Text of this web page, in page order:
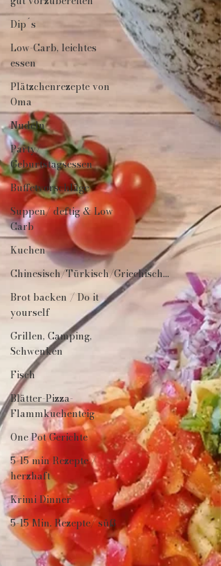
Dip´s
Low-Carb, leichtes
essen
Plätzchenrezepte von
Oma
Nudeln
Party/
Geburtstagsessen
Buffetvorschläge
Suppen/ deftig & Low
Carb
Kuchen
Chinesisch/Türkisch/Griechisch...
Brot backen / Do it
yourself
Grillen, Camping,
Schwenken
Fisch
Blätter-Pizza-
Flammkuchenteig
One Pot Gerichte
5-15 min Rezepte /
herzhaft
Krimi Dinner
5-15 Min. Rezepte/ süß